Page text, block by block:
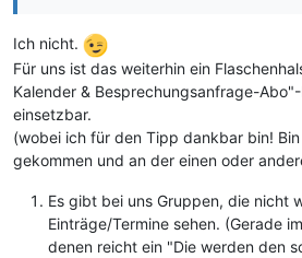
Ich nicht.
Für uns ist das weiterhin ein
Kalender & Besprechungsanfrage-
einsetzbar.
(wobei ich für den Tipp dankbar bin!
gekommen und an der einen oder
Es gibt bei uns Gruppen, die nicht
Einträge/Termine sehen. (Gerade
denen reicht ein "Die werden den